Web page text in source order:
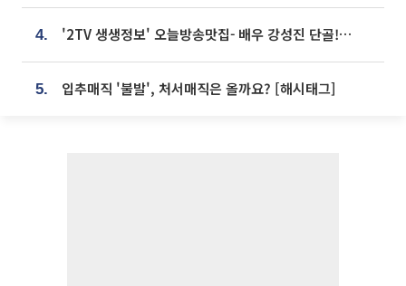
4. '2TV 생생정보' 오늘방송맛집- 배우 강성진 단골! 쌀국수ㆍ푸팟퐁 커리 맛집 '블○○○'
5. 입추매직 '불발', 처서매직은 올까요? [해시태그]